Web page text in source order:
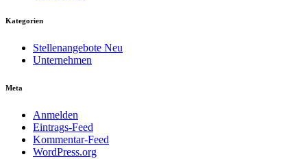
Kategorien
Stellenangebote Neu
Unternehmen
Meta
Anmelden
Eintrags-Feed
Kommentar-Feed
WordPress.org